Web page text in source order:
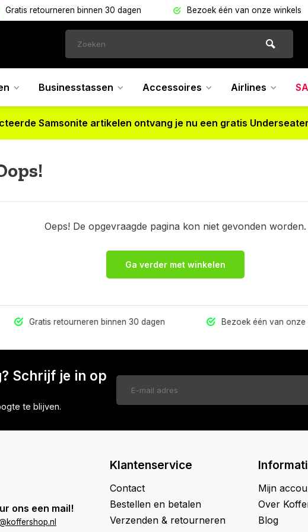
Gratis retourneren binnen 30 dagen Bezoek één van onze winkels
Businesstassen Accessoires Airlines
Samsonite artikelen ontvang je nu een gratis
Oeps! De opgevraagde pagina kon niet gevonden worden.
Ga verder met winkelen
Gratis retourneren binnen 30 dagen Bezoek één van onze
Schrijf je in op
te blijven.
ons een mail!
Klantenservice
Contact
Bestellen en betalen
Verzenden & retourneren
Mijn
Over
Blog